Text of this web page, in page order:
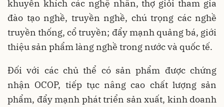
khuyến khích các nghệ nhân, thợ giỏi tham gia
đào tạo nghề, truyền nghề, chú trọng các nghề
truyền thống, cổ truyền; đẩy mạnh quảng bá, giới
thiệu sản phẩm làng nghề trong nước và quốc tế.
Đối với các chủ thể có sản phẩm được chứng
nhận OCOP, tiếp tục nâng cao chất lượng sản
phẩm, đẩy mạnh phát triển sản xuất, kinh doanh